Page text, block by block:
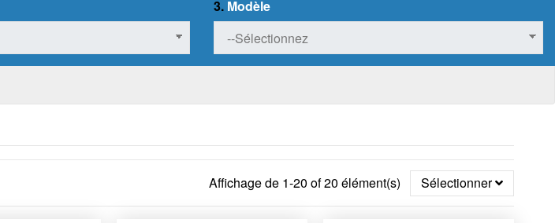
3.Modèle
Affichage de 1-20 of 20 élément(s) Sélectionner